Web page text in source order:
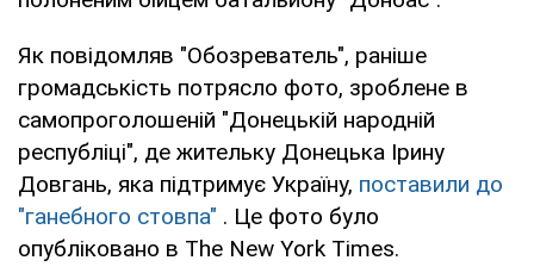
Як повідомляв "Обозреватель", раніше
громадськість потрясло фото, зроблене в
самопроголошеній "Донецькій народній
республіці", де жительку Донецька Ірину
Довгань, яка підтримує Україну, поставили до
"ганебного стовпа" . Це фото було
опубліковано в The New York Times.